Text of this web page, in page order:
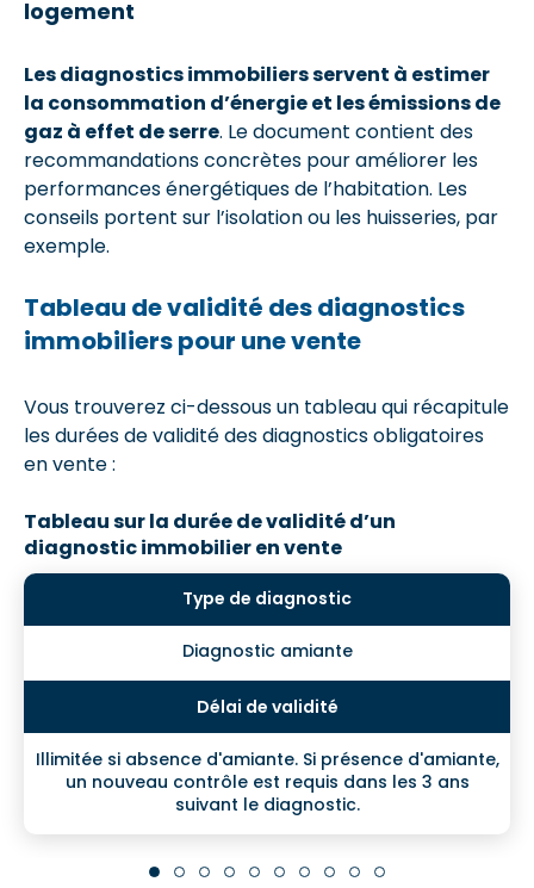
logement
Les diagnostics immobiliers servent à estimer
la consommation d’énergie et les émissions de
gaz à effet de serre. Le document contient des
recommandations concrètes pour améliorer les
performances énergétiques de l’habitation. Les
conseils portent sur l’isolation ou les huisseries, par
exemple.
Tableau de validité des diagnostics
immobiliers pour une vente
Vous trouverez ci-dessous un tableau qui récapitule
les durées de validité des diagnostics obligatoires
en vente :
Tableau sur la durée de validité d’un
diagnostic immobilier en vente
Diagnostic amiante
Illimitée si absence d'amiante. Si présence d'amiante,
un nouveau contrôle est requis dans les 3 ans
suivant le diagnostic.